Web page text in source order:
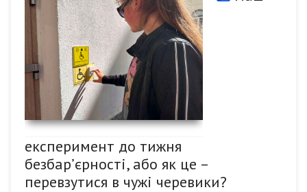
експеримент до тижня
безбар’єрності, або як це –
перевзутися в чужі черевики?